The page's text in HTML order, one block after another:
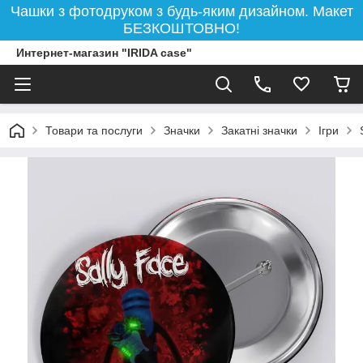
Чашки з фотодруком з будь-яким дизайном. Макет
БЕЗКОШТОВНО!
Интернет-магазин "IRIDA case"
Товари та послуги Значки Закатні значки Ігри